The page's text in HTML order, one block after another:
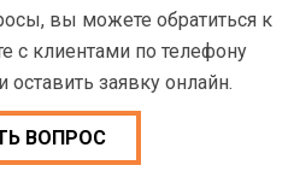
вы можете обратиться к
с клиентами по телефону
оставить заявку онлайн.
ВОПРОС